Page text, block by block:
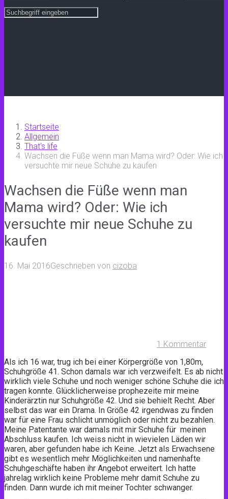
Startseite
Allgemein
That's life
Wachsen die Füße wenn man Mama wird? Oder: Wie ich
versuchte mir neue Schuhe zu kaufen
Wachsen die Füße wenn man
Mama wird? Oder: Wie ich
versuchte mir neue Schuhe zu
kaufen
16. Mai 2016Geschrieben von cizoba
1 Kommentar
Als ich 16 war, trug ich bei einer Körpergröße von 1,80m,
Schuhgröße 41. Schon damals war ich verzweifelt. Es ab nicht
wirklich viele Schuhe und noch weniger schöne Schuhe die ich
tragen konnte. Glücklicherweise prophezeite mir meine
Kinderärztin nur Schuhgröße 42. Und sie behielt Recht. Aber
selbst das war ein Drama. In Größe 42 irgendwas zu finden
war für eine Frau schlicht unmöglich oder nicht zu bezahlen.
Meine Patentante war damals mit mir Schuhe für meinen
Abschluss kaufen. Ich weiss nicht in wievielen Läden wir
waren, aber gefunden habe ich Keine. Jetzt als Erwachsene
gibt es wesentlich mehr Möglichkeiten und namenhafte
Schuhgeschäfte haben ihr Angebot erweitert. Ich hatte
jahrelag wirklich keine Probleme mehr damit Schuhe zu
finden. Dann wurde ich mit meiner Tochter schwanger.